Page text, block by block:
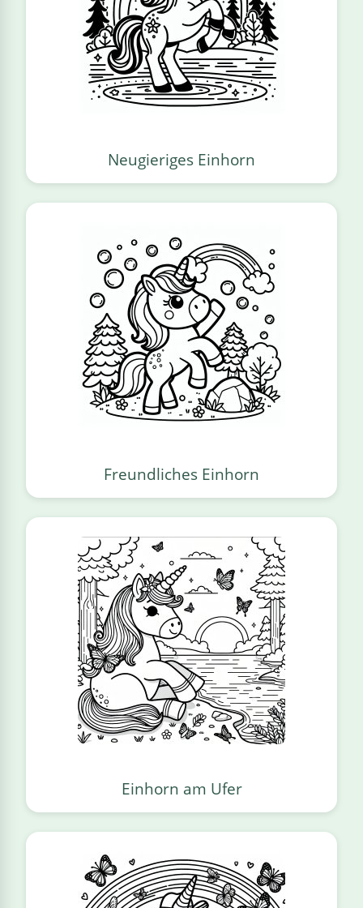
Neugieriges Einhorn
Freundliches Einhorn
Einhorn am Ufer